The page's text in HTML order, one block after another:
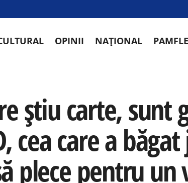
OPINII NAȚIONAL
știu carte, sunt
cea care a
plece pentru